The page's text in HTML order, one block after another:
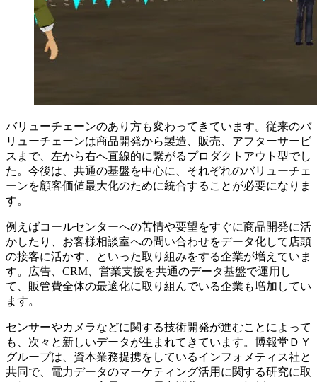
バリューチェーンのあり方も変わってきています。従来のバ
リューチェーンは商品開発から製造、販売、アフターサービ
スまで、左から右へ直線的に繋がるプロダクトアウト型でし
た。今後は、共通の基盤を中心に、それぞれのバリューチェ
ーンを顧客価値最大化のために統合することが必要になりま
す。
例えばコールセンターへの苦情や要望をすぐに商品開発に活
かしたり、お客様相談室への問い合わせをデータ化して店頭
の接客に活かす、といった取り組みをする企業が増えていま
す。広告、CRM、営業支援を共通のデータ基盤で運用し
て、販管費全体の最適化に取り組んでいる企業も増加してい
ます。
センサーやカメラなどに関する技術開発が進むことによって
も、次々と新しいデータが生まれてきています。博報堂ＤＹ
グループは、資本業務提携をしているインフォメティス社と
共同で、電力データのマーケティング活用に関する研究に取